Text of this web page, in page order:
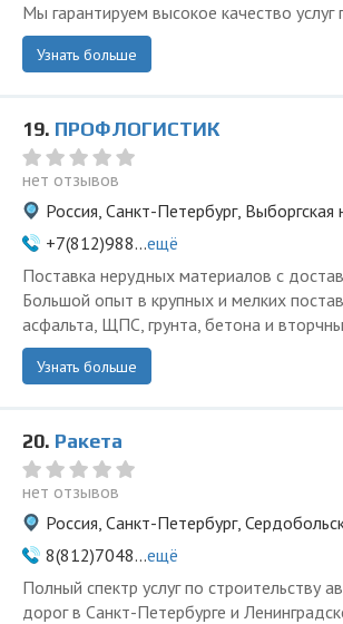
Мы гарантируем высокое качество услуг
Узнать больше
19. ПРОФЛОГИСТИК
нет отзывов
Россия, Санкт-Петербург,
+7(812)988...ещё
Поставка нерудных материалов с
Большой опыт в крупных и мелких
асфальта, ЩПС, грунта, бетона и
Узнать больше
20. Ракета
нет отзывов
Россия, Санкт-Петербург,
8(812)7048...ещё
Полный спектр услуг по строительству
дорог в Санкт-Петербурге и